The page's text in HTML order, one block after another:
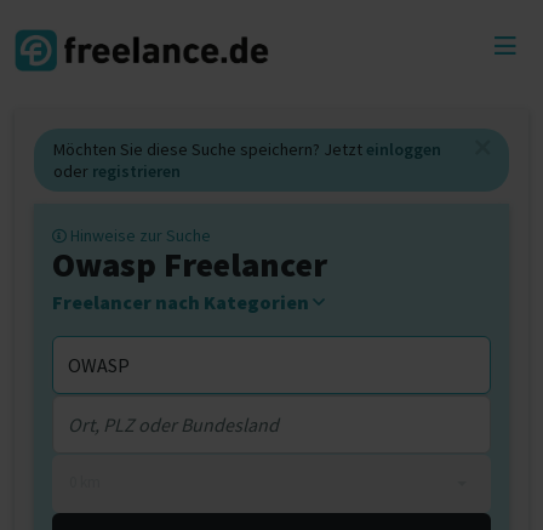
Möchten Sie diese Suche speichern? Jetzt einloggen
oder registrieren
Hinweise zur Suche
Owasp Freelancer
Freelancer nach Kategorien